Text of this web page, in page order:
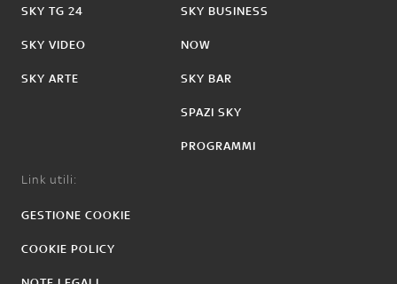
SKY TG 24
SKY VIDEO
SKY ARTE
SKY BUSINESS
NOW
SKY BAR
SPAZI SKY
PROGRAMMI
Link utili:
GESTIONE COOKIE
COOKIE POLICY